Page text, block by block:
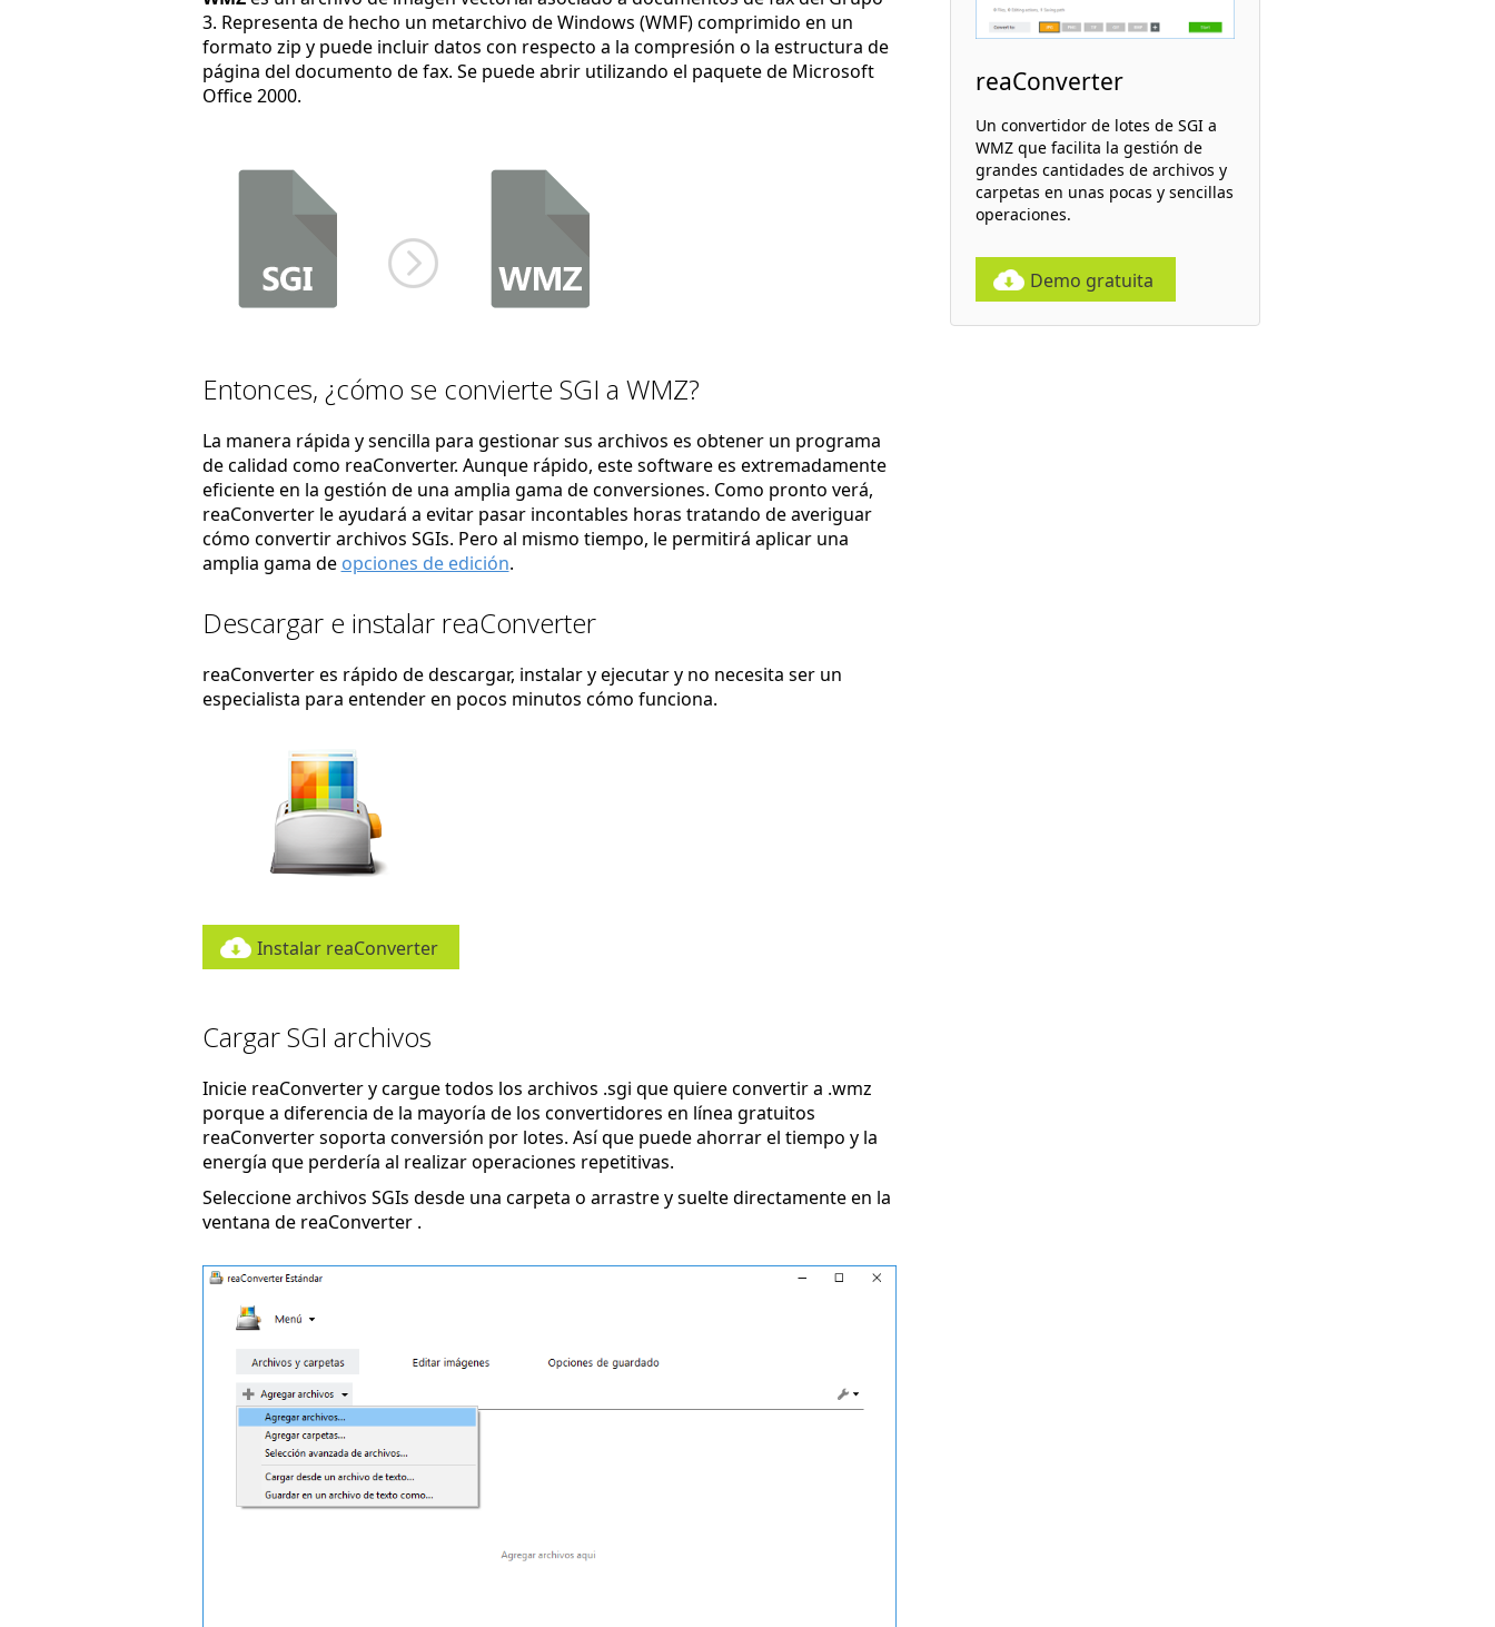
3. Representa de hecho un metarchivo de Windows (WMF) comprimido en un
formato zip y puede incluir datos con respecto a la compresión o la estructura de
página del documento de fax. Se puede abrir utilizando el paquete de Microsoft
Office 2000.
Entonces, ¿cómo se convierte SGI a WMZ?
La manera rápida y sencilla para gestionar sus archivos es obtener un programa
de calidad como reaConverter. Aunque rápido, este software es extremadamente
eficiente en la gestión de una amplia gama de conversiones. Como pronto verá,
reaConverter le ayudará a evitar pasar incontables horas tratando de averiguar
cómo convertir archivos SGIs. Pero al mismo tiempo, le permitirá aplicar una
amplia gama de opciones de edición.
Descargar e instalar reaConverter
reaConverter es rápido de descargar, instalar y ejecutar y no necesita ser un
especialista para entender en pocos minutos cómo funciona.
Instalar reaConverter
Cargar SGI archivos
Inicie reaConverter y cargue todos los archivos .sgi que quiere convertir a .wmz
porque a diferencia de la mayoría de los convertidores en línea gratuitos
reaConverter soporta conversión por lotes. Así que puede ahorrar el tiempo y la
energía que perdería al realizar operaciones repetitivas.
Seleccione archivos SGIs desde una carpeta o arrastre y suelte directamente en la
ventana de reaConverter .
reaConverter
Un convertidor de lotes de SGI a
WMZ que facilita la gestión de
grandes cantidades de archivos y
carpetas en unas pocas y sencillas
operaciones.
Demo gratuita